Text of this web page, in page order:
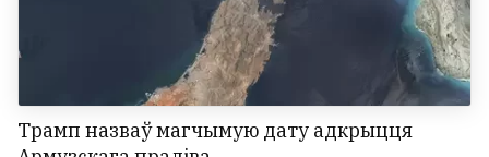
Трамп назваў магчымую дату адкрыцця